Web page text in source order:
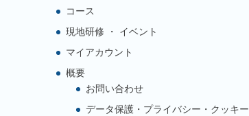
コース
現地研修 ・ イベント
マイアカウント
概要
お問い合わせ
データ保護・プライバシー・クッキ